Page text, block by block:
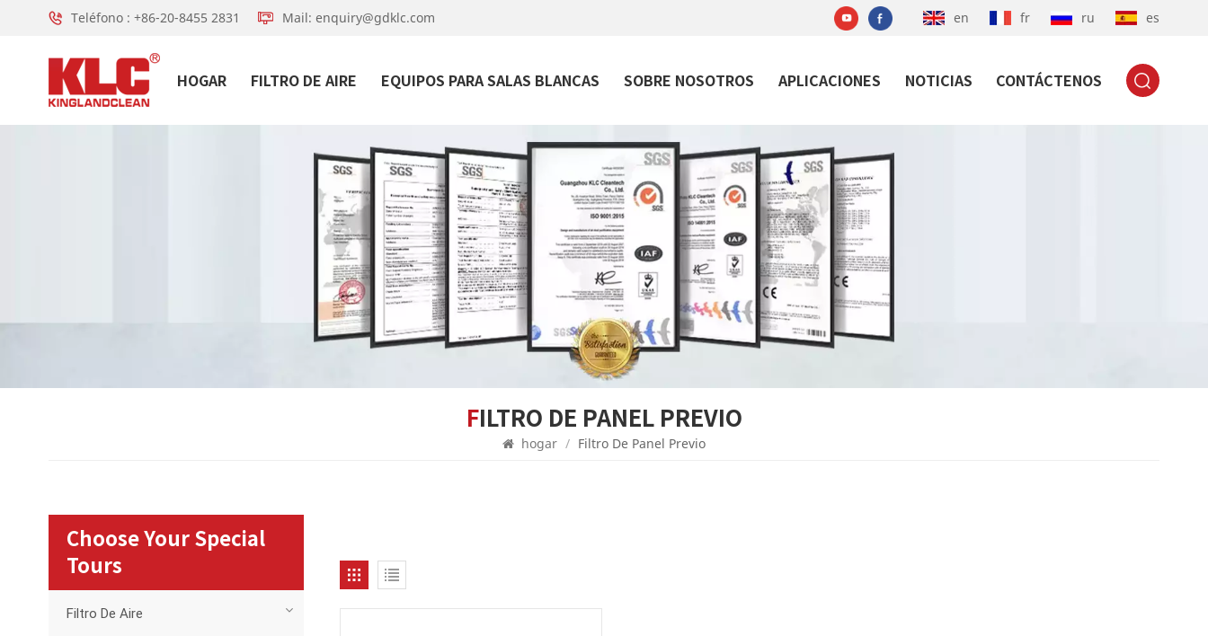
Teléfono : +86-20-8455 2831 Mail: enquiry@gdklc.com en fr ru es
HOGAR FILTRO DE AIRE EQUIPOS PARA SALAS BLANCAS SOBRE NOSOTROS APLICACIONES NOTICIAS CONTÁCTENOS
FILTRO DE PANEL PREVIO
hogar / Filtro De Panel Previo
Choose Your Special
Tours
Filtro De Aire